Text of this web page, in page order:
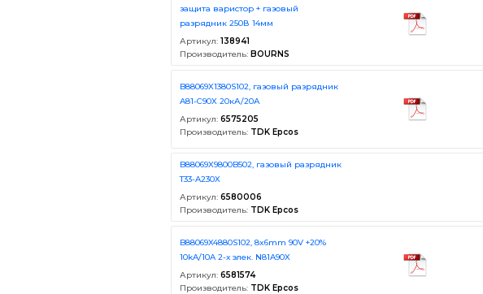
защита варистор + газовый
разрядник 250В 14мм
Артикул: 138941
Производитель: BOURNS
B88069X1380S102, газовый разрядник
A81-C90X 20кА/20А
Артикул: 6575205
Производитель: TDK Epcos
B88069X9800B502, газовый разрядник
T33-A230X
Артикул: 6580006
Производитель: TDK Epcos
B88069X4880S102, 8x6mm 90V +20%
10kA/10A 2-х элек. N81A90X
Артикул: 6581574
Производитель: TDK Epcos